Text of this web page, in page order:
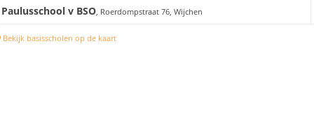
Paulusschool v BSO, Roerdompstraat 76, Wijchen
Bekijk basisscholen op de kaart